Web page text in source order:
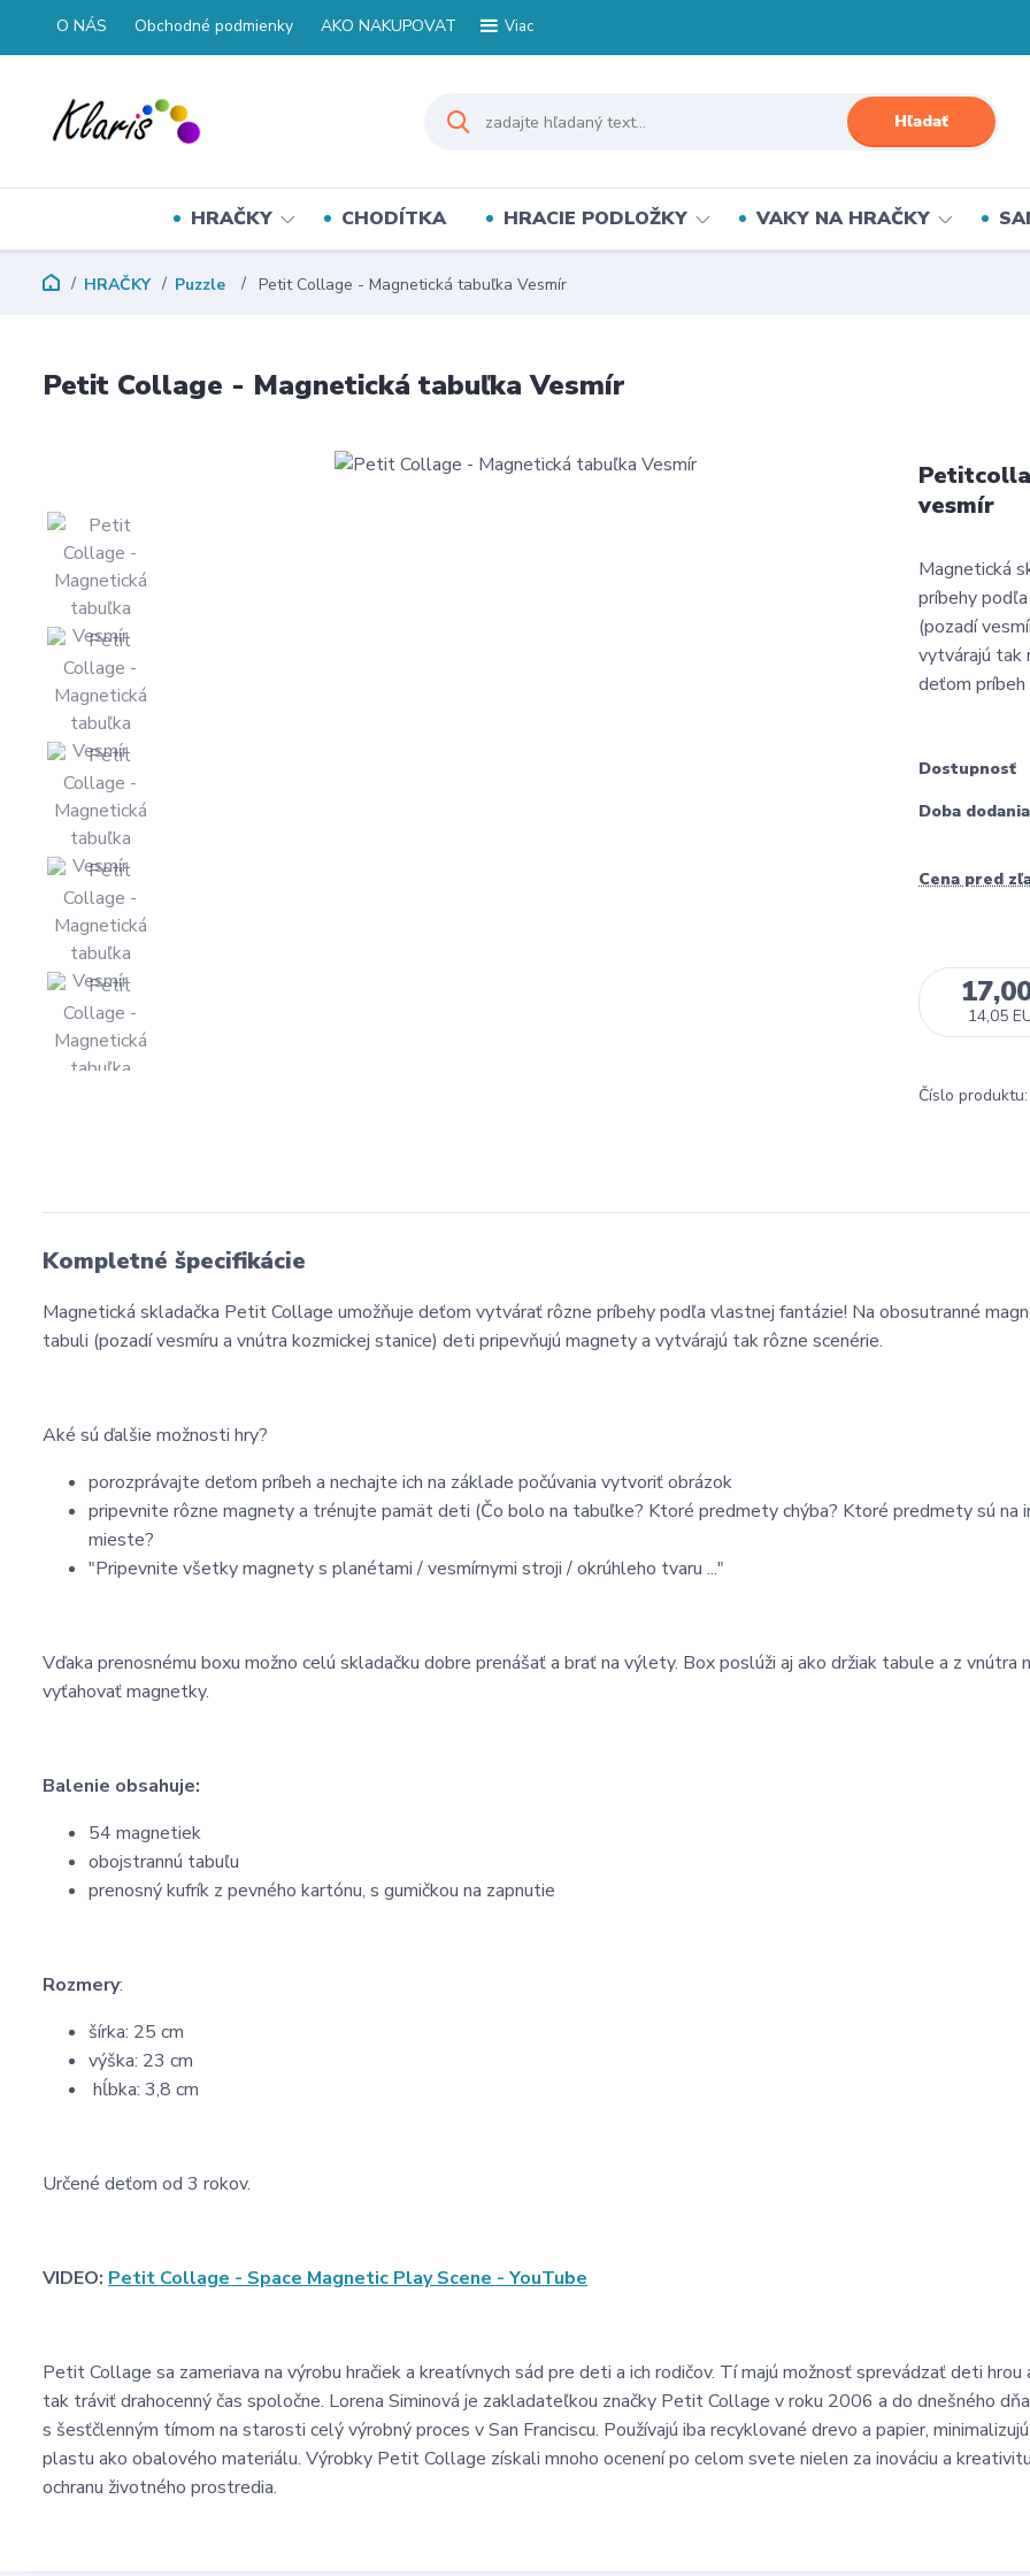
O NÁS Obchodné podmienky AKO NAKUPOVAT Viac
Hľadať
HRAČKY CHODÍTKA HRACIE PODLOŽKY VAKY NA HRAČKY
HRAČKY Puzzle Petit Collage - Magnetická tabuľka Vesmír
Petit Collage - Magnetická tabuľka Vesmír
vesmír
Magnetická
príbehy
(pozadí
vytvárajú tak
deťom príbeh
Dostupnosť
Doba dodania
Cena pred
14,05
Číslo produktu:
Kompletné špecifikácie
Magnetická skladačka Petit Collage umožňuje deťom vytvárať rôzne príbehy podľa vlastnej fantázie! Na obosutranné
tabuli (pozadí vesmíru a vnútra kozmickej stanice) deti pripevňujú magnety a vytvárajú tak rôzne scenérie.
Aké sú ďalšie možnosti hry?
porozprávajte deťom príbeh a nechajte ich na základe počúvania vytvoriť obrázok
pripevnite rôzne magnety a trénujte pamät deti (Čo bolo na tabuľke? Ktoré predmety chýba? Ktoré predmety sú na
mieste?
"Pripevnite všetky magnety s planétami / vesmírnymi stroji / okrúhleho tvaru ..."
Vďaka prenosnému boxu možno celú skladačku dobre prenášať a brať na výlety. Box poslúži aj ako držiak tabule a z vnútra
vyťahovať magnetky.
Balenie obsahuje:
54 magnetiek
obojstrannú tabuľu
prenosný kufrík z pevného kartónu, s gumičkou na zapnutie
Rozmery:
šírka: 25 cm
výška: 23 cm
hĺbka: 3,8 cm
Určené deťom od 3 rokov.
VIDEO: Petit Collage - Space Magnetic Play Scene - YouTube
Petit Collage sa zameriava na výrobu hračiek a kreatívnych sád pre deti a ich rodičov. Tí majú možnosť sprevádzať deti hrou
tak tráviť drahocenný čas spoločne. Lorena Siminová je zakladateľkou značky Petit Collage v roku 2006 a do dnešného
s šesťčlenným tímom na starosti celý výrobný proces v San Franciscu. Používajú iba recyklované drevo a papier,
plastu ako obalového materiálu. Výrobky Petit Collage získali mnoho ocenení po celom svete nielen za inováciu a
ochranu životného prostredia.